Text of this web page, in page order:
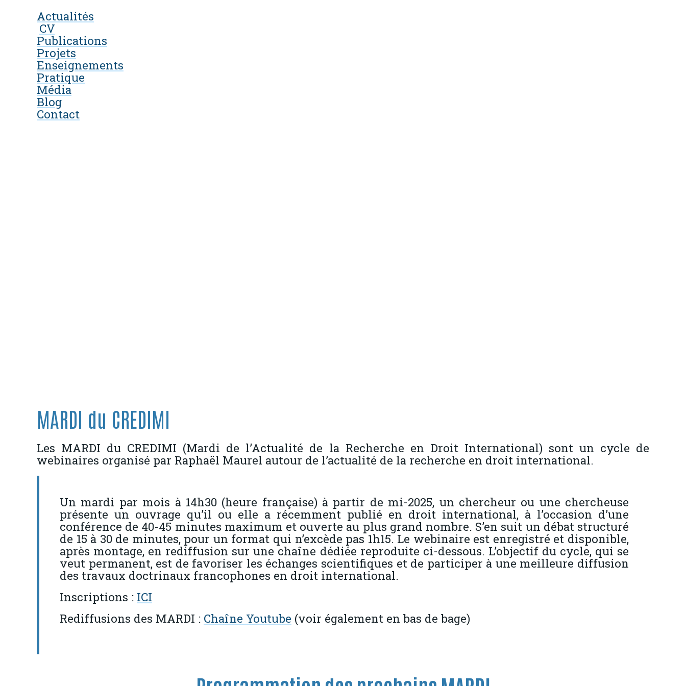
Actualités
CV
Publications
Projets
Enseignements
Pratique
Média
Blog
Contact
MARDI du CREDIMI
Les MARDI du CREDIMI (Mardi de l’Actualité de la Recherche en Droit International) sont un cycle de
webinaires organisé par Raphaël Maurel autour de l’actualité de la recherche en droit international.
Un mardi par mois à 14h30 (heure française) à partir de mi-2025, un chercheur ou une chercheuse
présente un ouvrage qu’il ou elle a récemment publié en droit international, à l’occasion d’une
conférence de 40-45 minutes maximum et ouverte au plus grand nombre. S’en suit un débat structuré
de 15 à 30 de minutes, pour un format qui n’excède pas 1h15. Le webinaire est enregistré et disponible,
après montage, en rediffusion sur une chaîne dédiée reproduite ci-dessous. L’objectif du cycle, qui se
veut permanent, est de favoriser les échanges scientifiques et de participer à une meilleure diffusion
des travaux doctrinaux francophones en droit international.
Inscriptions : ICI
Rediffusions des MARDI : Chaîne Youtube (voir également en bas de bage)